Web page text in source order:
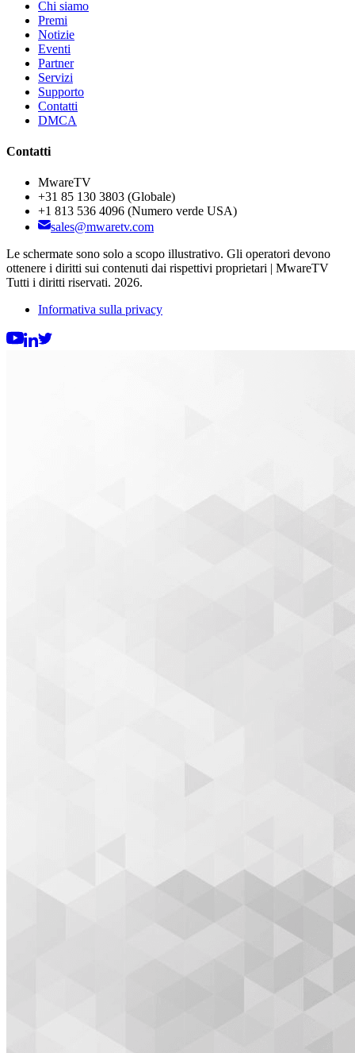
Chi siamo
Premi
Notizie
Eventi
Partner
Servizi
Supporto
Contatti
DMCA
Contatti
MwareTV
+31 85 130 3803 (Globale)
+1 813 536 4096 (Numero verde USA)
sales@mwaretv.com
Le schermate sono solo a scopo illustrativo. Gli operatori devono
ottenere i diritti sui contenuti dai rispettivi proprietari | MwareTV
Tutti i diritti riservati. 2026.
Informativa sulla privacy